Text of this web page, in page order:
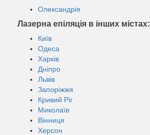
Олександрія
Лазерна епіляція в інших містах:
Київ
Одеса
Харків
Дніпро
Львів
Запоріжжя
Кривий Ріг
Миколаїв
Вінниця
Херсон